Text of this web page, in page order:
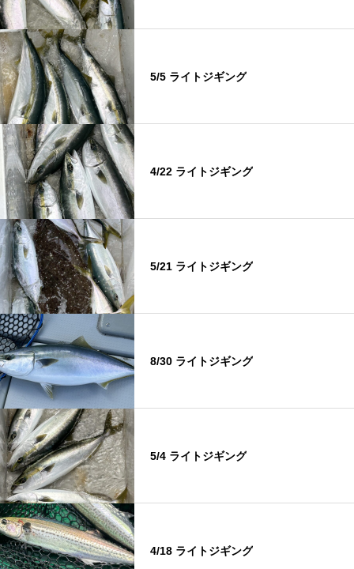
5/5 ライトジギング
4/22 ライトジギング
5/21 ライトジギング
8/30 ライトジギング
5/4 ライトジギング
4/18 ライトジギング